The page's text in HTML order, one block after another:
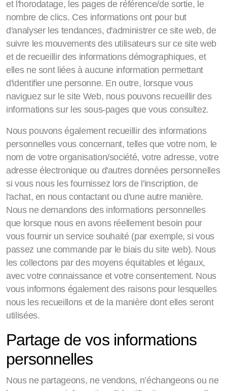
et l'horodatage, les pages de référence/de sortie, le
nombre de clics. Ces informations ont pour but
d'analyser les tendances, d'administrer ce site web, de
suivre les mouvements des utilisateurs sur ce site web
et de recueillir des informations démographiques, et
elles ne sont liées à aucune information permettant
d'identifier une personne. En outre, lorsque vous
naviguez sur le site Web, nous pouvons recueillir des
informations sur les sous-pages que vous consultez.
Nous pouvons également recueillir des informations
personnelles vous concernant, telles que votre nom, le
nom de votre organisation/société, votre adresse, votre
adresse électronique ou d'autres données personnelles
si vous nous les fournissez lors de l'inscription, de
l'achat, en nous contactant ou d'une autre manière.
Nous ne demandons des informations personnelles
que lorsque nous en avons réellement besoin pour
vous fournir un service souhaité (par exemple, si vous
passez une commande par le biais du site web). Nous
les collectons par des moyens équitables et légaux,
avec votre connaissance et votre consentement. Nous
vous informons également des raisons pour lesquelles
nous les recueillons et de la manière dont elles seront
utilisées.
Partage de vos informations
personnelles
Nous ne partageons, ne vendons, n’échangeons ou ne